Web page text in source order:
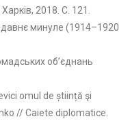
2018. С. 121.
минуле (1914–1920
об’єднань
omul de știință şi
// Caiete diplomatice.